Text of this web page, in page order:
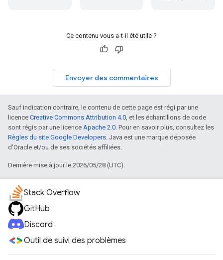
Ce contenu vous a-t-il été utile ?
Envoyer des commentaires
Sauf indication contraire, le contenu de cette page est régi par une
licence Creative Commons Attribution 4.0, et les échantillons de code
sont régis par une licence Apache 2.0. Pour en savoir plus, consultez les
Règles du site Google Developers. Java est une marque déposée
d'Oracle et/ou de ses sociétés affiliées.
Dernière mise à jour le 2026/05/28 (UTC).
Stack Overflow
GitHub
Discord
Outil de suivi des problèmes